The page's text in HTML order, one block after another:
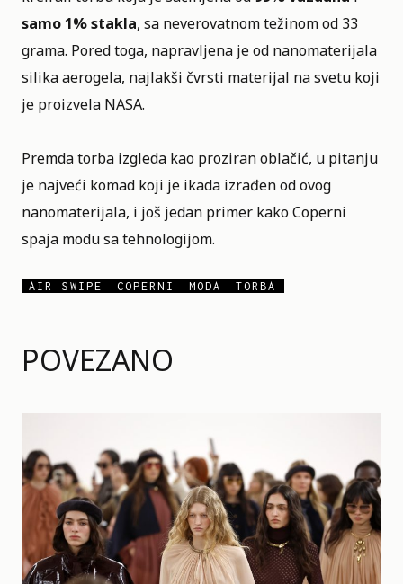
POVEZANO
samo 1% stakla, sa neverovatnom težinom od 33
grama. Pored toga, napravljena je od nanomaterijala
silika aerogela, najlakši čvrsti materijal na svetu koji
je proizvela NASA.
Premda torba izgleda kao proziran oblačić, u pitanju
je najveći komad koji je ikada izrađen od ovog
nanomaterijala, i još jedan primer kako Coperni
spaja modu sa tehnologijom.
AIR SWIPE COPERNI MODA TORBA